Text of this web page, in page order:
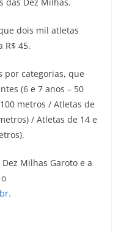
dois mil atletas
R$ 45.
por categorias, que
(6 e 7 anos – 50
metros / Atletas de
/ Atletas de 14 e
Milhas Garoto e a